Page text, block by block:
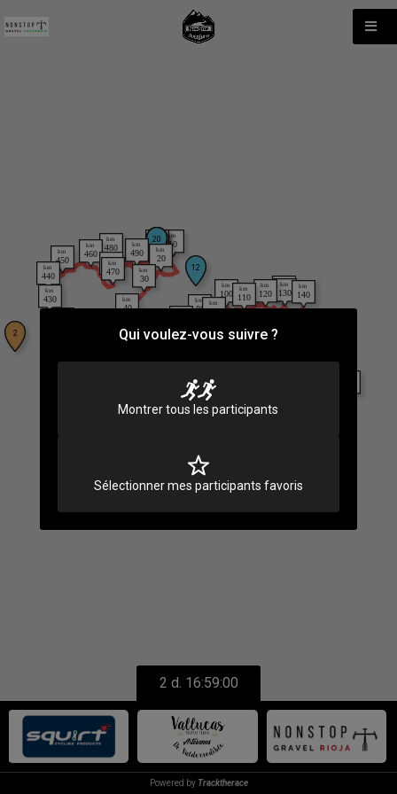
Qui voulez-vous suivre ?
Montrer tous les participants
Sélectionner mes participants favoris
Powered by Tracktherace
2 d. 16:59:00